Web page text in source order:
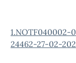
1.NOTF040002-
24462-27-02-